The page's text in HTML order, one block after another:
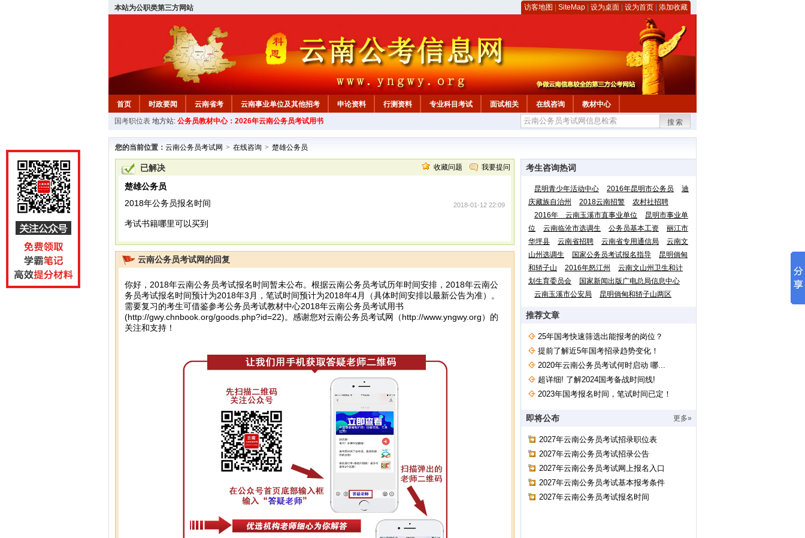
本站为公职类第三方网站 访客地图 SiteMap 设为桌面 设为首页 添加收藏
首页 时政要闻 云南省考 云南事业单位及其他招考 申论资料 行测资料 专业科目考试 面试相关 在线咨询
教材中心
国考职位表 地方站: 公务员教材中心：2026年云南公务员考试用书 搜索
您的当前位置： 云南公务员考试网 > 在线咨询 > 楚雄公务员
已解决 收藏问题 我要提问
楚雄公务员
2018年公务员报名时间
考试书籍哪里可以买到
2018-01-12 22:09
云南公务员考试网的回复
你好，2018年云南公务员考试报名时间暂未公布。根据云南公务员考试历年时间安排，2018年云南公
务员考试报名时间预计为2018年3月，笔试时间预计为2018年4月（具体时间安排以最新公告为准）。
需要复习的考生可借鉴参考公务员考试教材中心2018年云南公务员考试用书
(http://gwy.chnbook.org/goods.php?id=22)。感谢您对云南公务员考试网（http://www.yngwy.org）的
关注和支持！
考生咨询热词
昆明青少年活动中心 2016年昆明市公务员
迪
庆藏族自治州
2018云南招警
农村社招聘
2016年 云南玉溪市直事业单位
昆明市事业单
位
云南临沧市选调生 公务员基本工资
丽江市
华坪县
云南省招聘 云南省专用通信局
云南文
山州选调生
国家公务员考试报名指导
昆明倘甸
和轿子山
2016年怒江州
云南文山州卫生和计
划生育委员会
国家新闻出版广电总局信息中心
云南玉溪市公安局
昆明倘甸和轿子山两区
推荐文章
25年国考快速筛选出能报考的岗位？
提前了解近5年国考招录趋势变化！
2020年云南公务员考试何时启动 哪...
超详细! 了解2024国考备战时间线!
2023年国考报名时间，笔试时间已定！
即将公布 更多»
2027年云南公务员考试招录职位表
2027年云南公务员考试招录公告
2027年云南公务员考试网上报名入口
2027年云南公务员考试基本报考条件
2027年云南公务员考试报名时间